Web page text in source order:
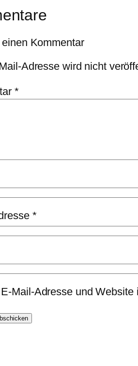
Kommentar
Adresse wird nicht
*
*
Mail-Adresse und